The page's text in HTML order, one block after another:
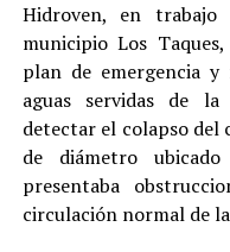
Hidroven, en
municipio Los
plan de emergencia
aguas servidas de
detectar el colapso del
de diámetro
presentaba
circulación normal de